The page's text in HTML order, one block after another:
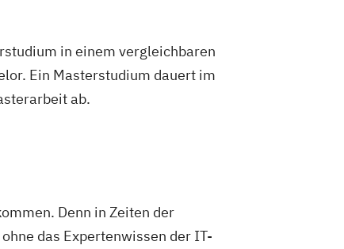
in einem vergleichbaren
Ein Masterstudium dauert im
ab.
Denn in Zeiten der
das Expertenwissen der IT-